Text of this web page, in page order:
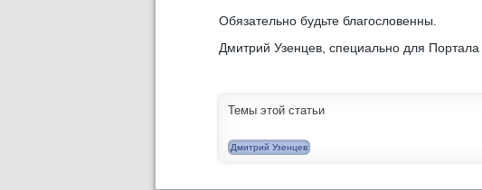
Обязательно будьте благословенны.
Дмитрий Узенцев, специально для Портала
Темы этой статьи
Дмитрий Узенцев